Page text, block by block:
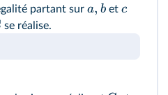
partant sur a, b et c
se réalise.